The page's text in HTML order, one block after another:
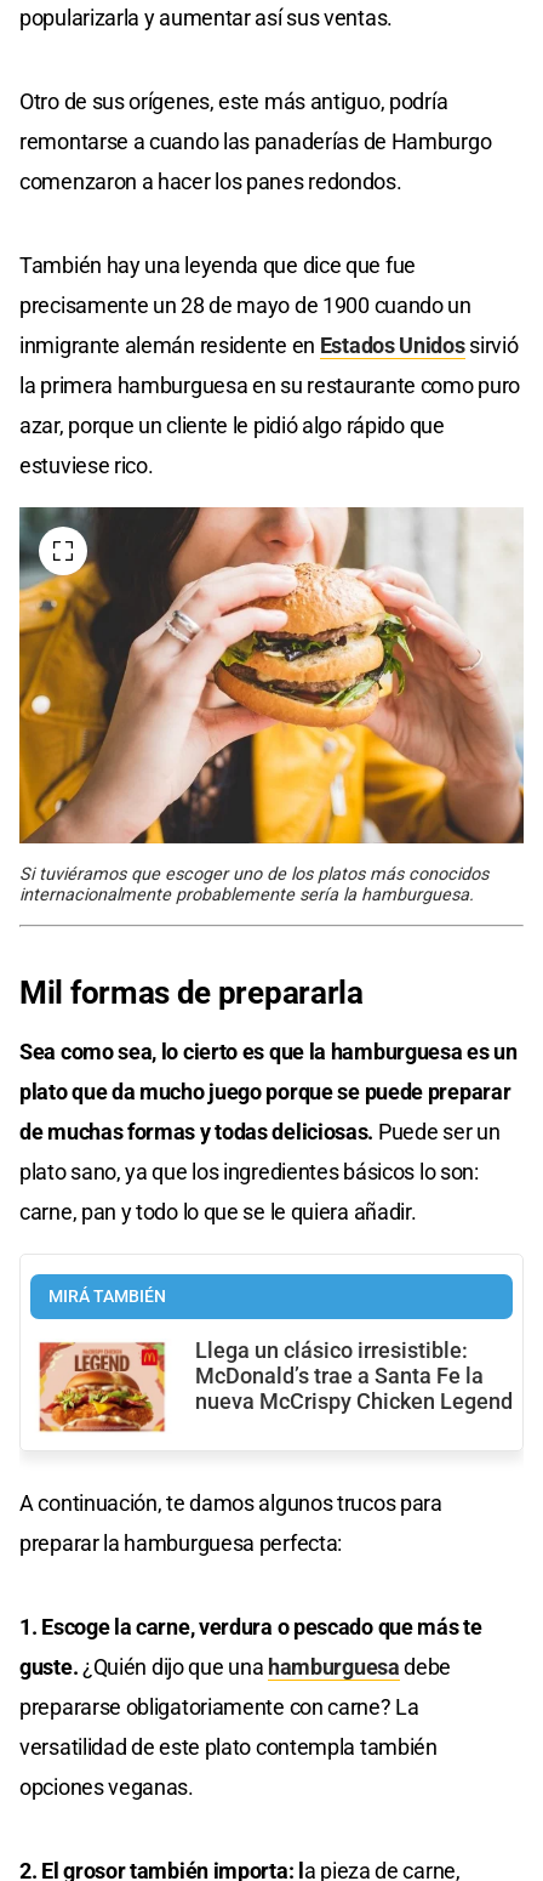
popularizarla y aumentar así sus ventas.
Otro de sus orígenes, este más antiguo, podría
remontarse a cuando las panaderías de Hamburgo
comenzaron a hacer los panes redondos.
También hay una leyenda que dice que fue
precisamente un 28 de mayo de 1900 cuando un
inmigrante alemán residente en Estados Unidossirvió
la primera hamburguesa en su restaurante como puro
azar, porque un cliente le pidió algo rápido que
estuviese rico.
Si tuviéramos que escoger uno de los platos más conocidos
internacionalmente probablemente sería la hamburguesa.
Mil formas de prepararla
Sea como sea, lo cierto es que la hamburguesa es un
plato que da mucho juego porque se puede preparar
de muchas formas y todas deliciosas. Puede ser un
plato sano, ya que los ingredientes básicos lo son:
carne, pan y todo lo que se le quiera añadir.
MIRÁ TAMBIÉN
Llega un clásico irresistible:
McDonald’s trae a Santa Fe la
nueva McCrispy Chicken Legend
A continuación, te damos algunos trucos para
preparar la hamburguesa perfecta:
1. Escoge la carne, verdura o pescado que más te
guste.¿Quién dijo que una hamburguesadebe
prepararse obligatoriamente con carne? La
versatilidad de este plato contempla también
opciones veganas.
2. El grosor también importa: l a pieza de carne,